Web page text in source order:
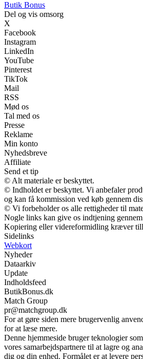
Butik Bonus
Del og vis omsorg
X
Facebook
Instagram
LinkedIn
YouTube
Pinterest
TikTok
Mail
RSS
Mød os
Tal med os
Presse
Reklame
Min konto
Nyhedsbreve
Affiliate
Send et tip
© Alt materiale er beskyttet.
© Indholdet er beskyttet. Vi anbefaler
og kan få kommission ved køb gennem
© Vi forbeholder os alle rettigheder til
Nogle links kan give os indtjening
Kopiering eller videreformidling kræver
Sidelinks
Webkort
Nyheder
Dataarkiv
Update
Indholdsfeed
ButikBonus.dk
Match Group
pr@matchgroup.dk
For at gøre siden mere brugervenlig
for at læse mere.
Denne hjemmeside bruger teknologier
vores samarbejdspartnere til at lagre og
dig og din enhed. Formålet er at levere